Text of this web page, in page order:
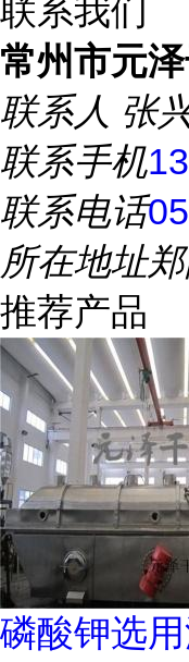
联系我们
常州市元
联系人 张
联系手机
联系电话
所在地址
推荐产品
磷酸钾选